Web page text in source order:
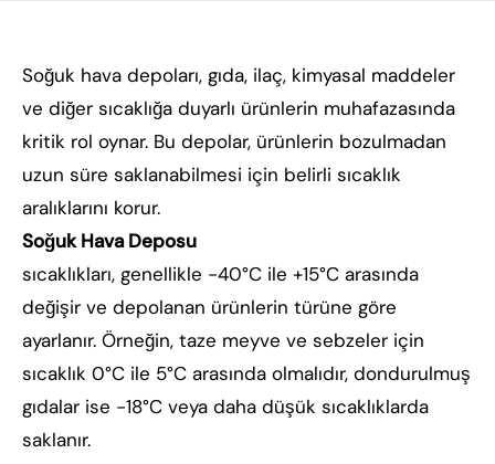
Soğuk hava depoları, gıda, ilaç, kimyasal maddeler
ve diğer sıcaklığa duyarlı ürünlerin muhafazasında
kritik rol oynar. Bu depolar, ürünlerin bozulmadan
uzun süre saklanabilmesi için belirli sıcaklık
aralıklarını korur.
Soğuk Hava Deposu
sıcaklıkları, genellikle -40°C ile +15°C arasında
değişir ve depolanan ürünlerin türüne göre
ayarlanır. Örneğin, taze meyve ve sebzeler için
sıcaklık 0°C ile 5°C arasında olmalıdır, dondurulmuş
gıdalar ise -18°C veya daha düşük sıcaklıklarda
saklanır.